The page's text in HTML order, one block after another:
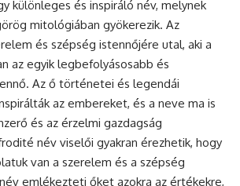
különleges és inspiráló név, melynek
mitológiában gyökerezik. Az
és szépség istennőjére utal, aki a
az egyik legbefolyásosabb és
Az ő történetei és legendái
az embereket, és a neve ma is
és az érzelmi gazdagság
név viselői gyakran érezhetik, hogy
van a szerelem és a szépség
emlékezteti őket azokra az értékekre,